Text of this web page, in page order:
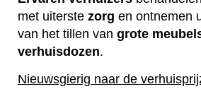
met uiterste zorg en ontnemen
van het tillen van grote
verhuisdozen.
Nieuwsgierig naar de